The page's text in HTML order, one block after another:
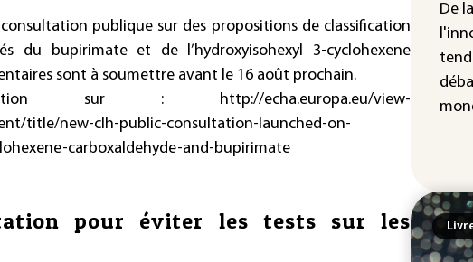
consultation publique sur des propositions de classification
du bupirimate et de l’hydroxyisohexyl 3-cyclohexene
sont à soumettre avant le 16 août prochain.
sur : http://echa.europa.eu/view-
title/new-clh-public-consultation-launched-on-
carboxaldehyde-and-bupirimate
pour éviter les tests sur les
IA
De